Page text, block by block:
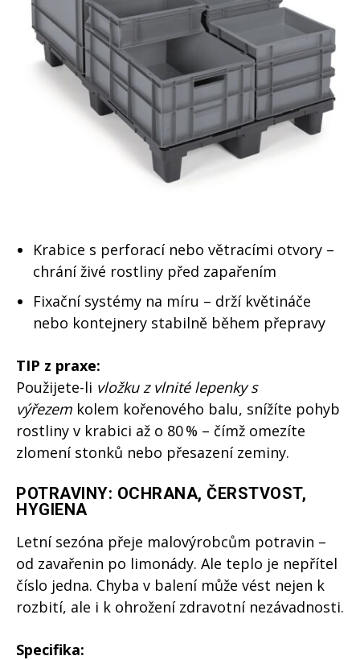
Krabice s perforací nebo větracími otvory –
chrání živé rostliny před zapařením
Fixační systémy na míru – drží květináče
nebo kontejnery stabilně během přepravy
TIP z praxe:
Použijete-li vložku z vlnité lepenky s
výřezem kolem kořenového balu, snížíte pohyb
rostliny v krabici až o 80 % – čímž omezíte
zlomení stonků nebo přesazení zeminy.
POTRAVINY: OCHRANA, ČERSTVOST,
HYGIENA
Letní sezóna přeje malovýrobcům potravin –
od zavařenin po limonády. Ale teplo je nepřítel
číslo jedna. Chyba v balení může vést nejen k
rozbití, ale i k ohrožení zdravotní nezávadnosti.
Specifika: